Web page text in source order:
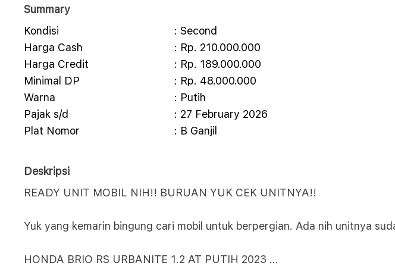
Summary
Kondisi
: Second
Harga Cash
: Rp. 210.000.000
Harga Credit
: Rp. 189.000.000
Minimal DP
: Rp. 48.000.000
Warna
: Putih
Pajak s/d
: 27 February 2026
Plat Nomor
: B Ganjil
Deskripsi
READY UNIT MOBIL NIH!! BURUAN YUK CEK UNITNYA!!
Yuk yang kemarin bingung cari mobil untuk berpergian. Ada nih unitnya
HONDA BRIO RS URBANITE 1.2 AT PUTIH 2023 ...